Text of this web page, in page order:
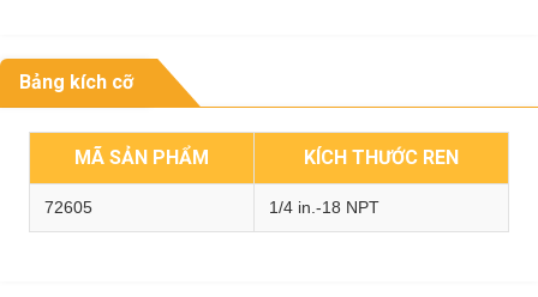
Bảng kích cỡ
MÃ SẢN PHẨM KÍCH THƯỚC REN
72605 1/4 in.-18 NPT